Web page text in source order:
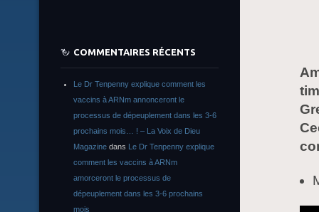
COMMENTAIRES RÉCENTS
Le Dr Tenpenny explique comment les
vaccins à ARNm annonceront le
processus de dépeuplement dans les 3-6
prochains mois… ! – La Voix de Dieu
Magazine dans Le Dr Tenpenny explique
comment les vaccins à ARNm
amorceront le processus de
dépeuplement dans les 3-6 prochains
mois